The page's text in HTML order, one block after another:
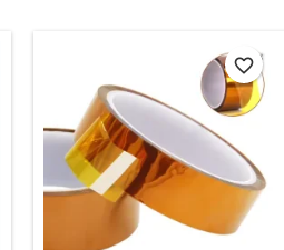
favorite_border